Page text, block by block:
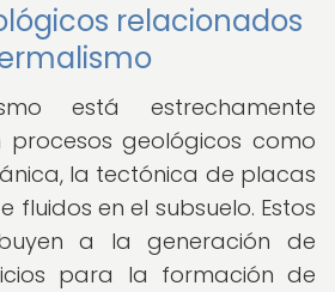
relacionados
está estrechamente
geológicos como
la tectónica de placas
fluidos en el subsuelo. Estos
a la generación de
para la formación de